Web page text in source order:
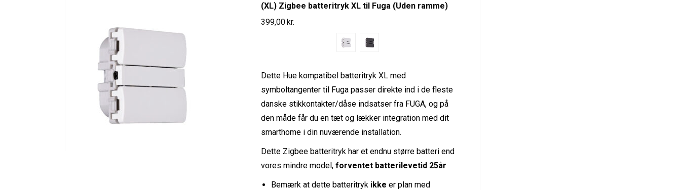
(XL) Zigbee batteritryk XL til Fuga (Uden ramme)
399,00kr.
Dette Hue kompatibel batteritryk XL med
symboltangenter til Fuga passer direkte ind i de fleste
danske stikkontakter/dåse indsatser fra FUGA, og på
den måde får du en tæt og lækker integration med dit
smarthome i din nuværende installation.
Dette Zigbee batteritryk har et endnu større batteri end
vores mindre model, forventet batterilevetid 25år
Bemærk at dette batteritryk ikke er plan med